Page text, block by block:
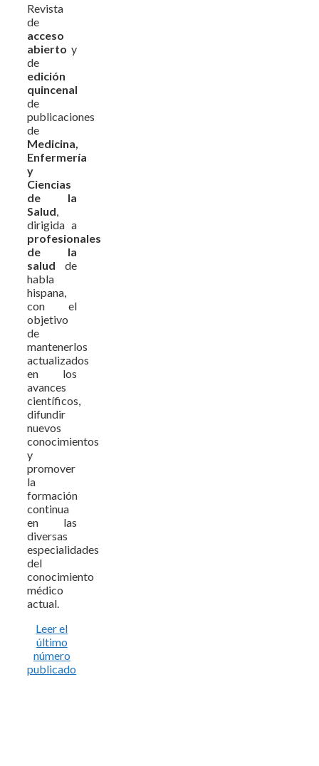
Revista
de
acceso
abierto y
de
edición
quincenal
de
publicaciones
de
Medicina,
Enfermería
y
Ciencias
de la
Salud
dirigida a
profesionales
de la
salud de
habla
hispana,
con el
objetivo
de
mantenerlos
actualizados
en los
avances
científicos,
difundir
nuevos
conocimientos
y
promover
la
formación
continua
en las
diversas
especialidades
del
conocimiento
médico
actual.
Leer el
último
número
publicado